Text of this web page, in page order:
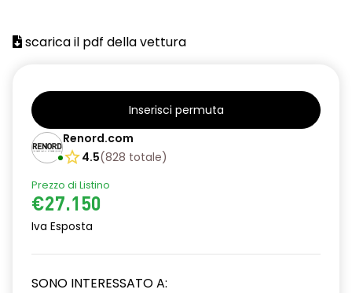
Aggiornamento del sistema, incluso per 5 anni
airbag laterali a tendina anteriori e posteriori
alzacristalli posteriori elettrici impulsionali
assistenza alla frenata d'emergenza
attacco isofix
azacristalli anteriori elettrici e impulsionali
scarica il pdf della vettura
Inserisci permuta
Renord.com
4.5(828 totale)
Prezzo di Listino
€27.150
Iva Esposta
SONO INTERESSATO A: